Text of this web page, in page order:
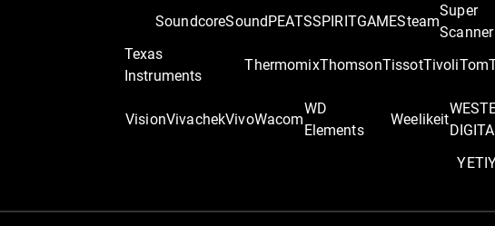
SoundcoreSoundPEATSSPIRITGAMESteam
Super
Scanner
Texas
Instruments
ThermomixThomsonTissotTivoli
VisionVivachekVivoWacom
WD
Elements
Weelikeit
DIGITA
YETI